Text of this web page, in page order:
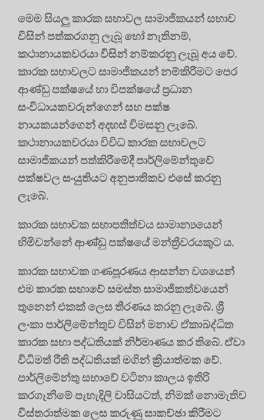
මෙම සියලු කාරක සභාවල සාමාජිකයන් සභාව
විසින් පත්කරගනු ලැබූ හෝ නැතිනම්,
කථානායකවරයා විසින් නම්කරනු ලැබූ අය වේ.
කාරක සභාවලට සාමාජිකයන් නම්කිරීමට පෙර
ආණ්ඩු පක්ෂයේ හා විපක්ෂයේ ප්‍රධාන
සංවිධායකවරුන්ගෙන් සහ පක්ෂ
නායකයන්ගෙන් අදහස් විමසනු ලැබේ.
කථානායකවරයා විවිධ කාරක සභාවලට
සාමාජිකයන් පත්කිරීමේදී පාර්ලිමේන්තුවේ
පක්ෂවල සංයුතියට අනුපාතිකව එසේ කරනු
ලැබේ.
කාරක සභාවක සභාපතිත්වය සාමාන්‍යයෙන්
හිමිවන්නේ ආණ්ඩු පක්ෂයේ මන්ත්‍රීවරයකුට ය.
කාරක සභාවක ගණපූරණය ආසන්න වශයෙන්
එම කාරක සභාවේ සමස්ත සාමාජිකත්වයෙන්
තුනෙන් එකක් ලෙස තීරණය කරනු ලැබේ. ශ්‍රී
ලංකා පාර්ලිමේන්තුව විසින් මනාව ඒකාබද්ධිත
කාරක සභා පද්ධතියක් නිර්මාණය කර තිබේ. ඒවා
විධිමත් රීති පද්ධතියක් මගින් ක්‍රියාත්මක වේ.
පාර්ලිමේන්තු සභාවේ වටිනා කාලය ඉතිරි
කරගැනීමේ පැහැදිලි වාසියටත්, නිමක් නොමැතිව
විස්තරාත්මක ලෙස කරුණු සාකච්ඡා කිරීමට